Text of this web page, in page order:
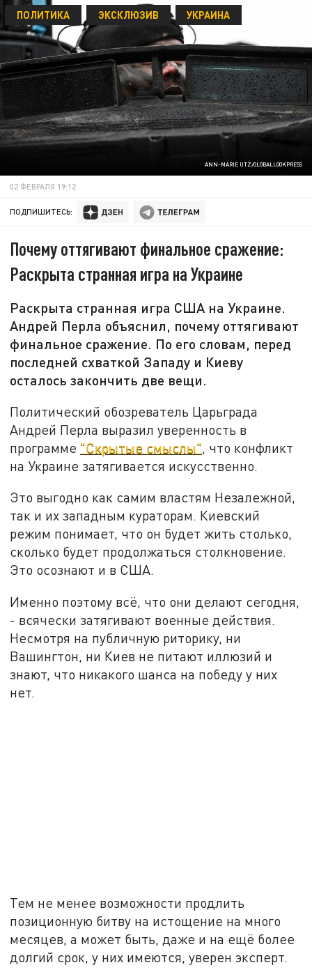
ANN-MARIE UTZ/GLOBALLOOKPRESS
ПОЛИТИКА ЭКСКЛЮЗИВ УКРАИНА
02 ФЕВРАЛЯ 19:12
ПОДПИШИТЕСЬ:
Почему оттягивают финальное сражение:
Раскрыта странная игра на Украине
Раскрыта странная игра США на Украине.
Андрей Перла объяснил, почему оттягивают
финальное сражение. По его словам, перед
последней схваткой Западу и Киеву
осталось закончить две вещи.
Политический обозреватель Царьграда
Андрей Перла выразил уверенность в
программе "Скрытые смыслы", что конфликт
на Украине затягивается искусственно.
Это выгодно как самим властям Незалежной,
так и их западным кураторам. Киевский
режим понимает, что он будет жить столько,
сколько будет продолжаться столкновение.
Это осознают и в США.
Именно поэтому всё, что они делают сегодня,
- всячески затягивают военные действия.
Несмотря на публичную риторику, ни
Вашингтон, ни Киев не питают иллюзий и
знают, что никакого шанса на победу у них
нет.
Тем не менее возможности продлить
позиционную битву на истощение на много
месяцев, а может быть, даже и на ещё более
долгий срок, у них имеются, уверен эксперт.